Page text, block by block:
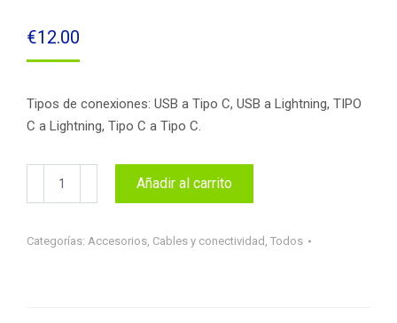
€12.00
Tipos de conexiones: USB a Tipo C, USB a Lightning, TIPO
C a Lightning, Tipo C a Tipo C.
multifunción
Añadir al carrito
Categorías: Accesorios Cables y conectividad Todos